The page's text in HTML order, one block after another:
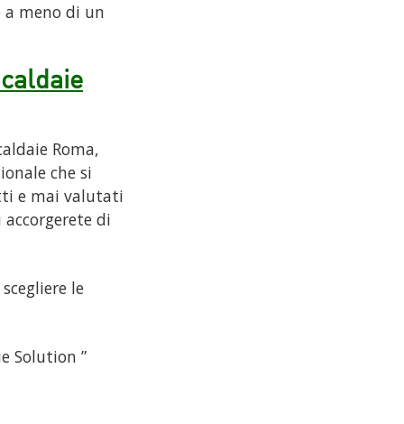
a meno di un
Roma,
che si
e mai valutati
di
le
Solution ”